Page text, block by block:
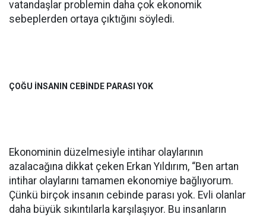
vatandaşlar problemin daha çok ekonomik
sebeplerden ortaya çıktığını söyledi.
ÇOĞU İNSANIN CEBİNDE PARASI YOK
Ekonominin düzelmesiyle intihar olaylarının
azalacağına dikkat çeken Erkan Yıldırım, “Ben artan
intihar olaylarını tamamen ekonomiye bağlıyorum.
Çünkü birçok insanın cebinde parası yok. Evli olanlar
daha büyük sıkıntılarla karşılaşıyor. Bu insanların